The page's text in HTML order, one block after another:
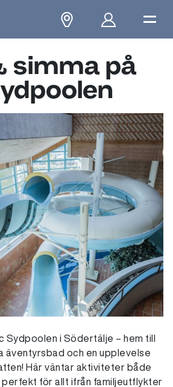
simma på
Sydpoolen i Södertälje – hem till
äventyrsbad och en upplevelse
Här väntar aktiviteter både
perfekt för allt ifrån familjeutflykter